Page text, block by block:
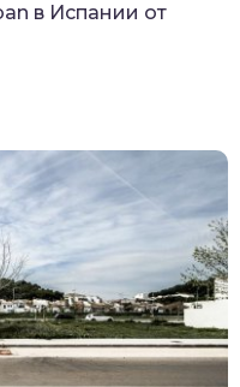
в Испании от